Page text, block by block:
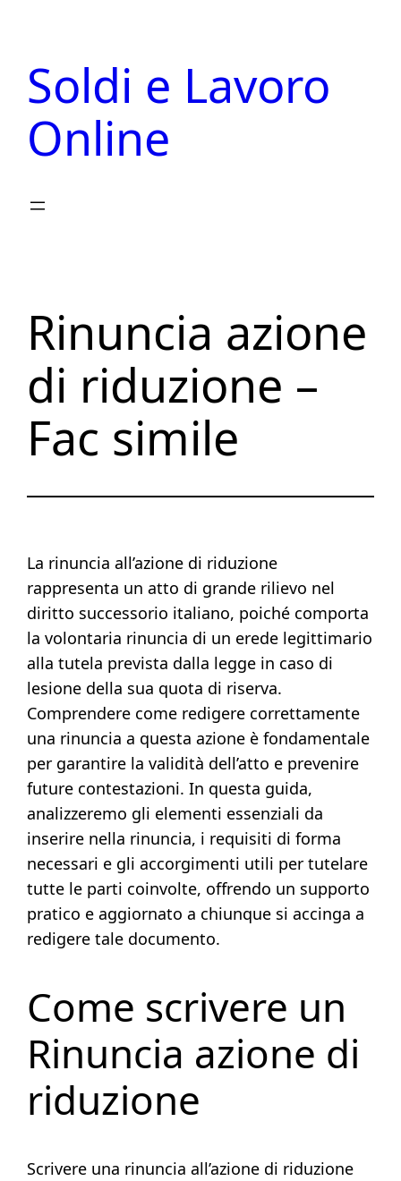
contenuto
Soldi e Lavoro
Online
Rinuncia azione
di riduzione –
Fac simile
La rinuncia all’azione di riduzione
rappresenta un atto di grande rilievo nel
diritto successorio italiano, poiché comporta
la volontaria rinuncia di un erede legittimario
alla tutela prevista dalla legge in caso di
lesione della sua quota di riserva.
Comprendere come redigere correttamente
una rinuncia a questa azione è fondamentale
per garantire la validità dell’atto e prevenire
future contestazioni. In questa guida,
analizzeremo gli elementi essenziali da
inserire nella rinuncia, i requisiti di forma
necessari e gli accorgimenti utili per tutelare
tutte le parti coinvolte, offrendo un supporto
pratico e aggiornato a chiunque si accinga a
redigere tale documento.
Come scrivere un
Rinuncia azione di
riduzione
Scrivere una rinuncia all’azione di riduzione